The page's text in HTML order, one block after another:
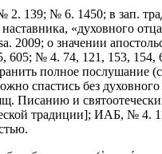
139; № 6. 1450; в зап.
«духовного
2009; о значении
№ 4. 74, 121, 153, 154,
полное
спастись без духовного
Писанию и
традиции]; ИАБ, № 4.